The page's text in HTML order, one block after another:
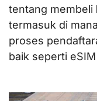
tentang membeli
termasuk di
proses
baik seperti